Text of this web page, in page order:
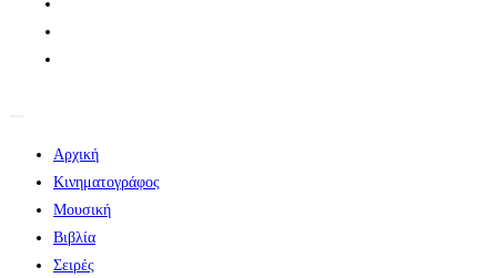
Αρχική
Κινηματογράφος
Μουσική
Βιβλία
Σειρές